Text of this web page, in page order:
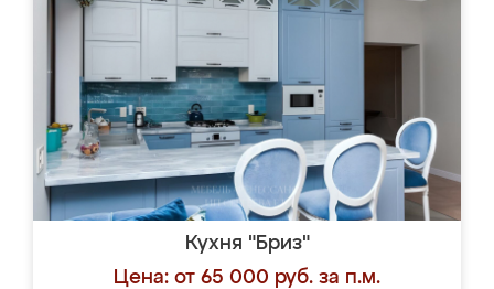
Кухня "Бриз"
Цена: от 65 000 руб. за п.м.